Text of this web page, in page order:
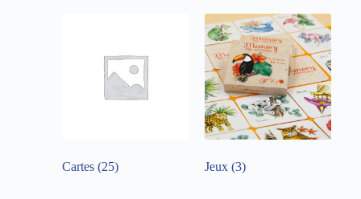
Cartes (25) Jeux (3)